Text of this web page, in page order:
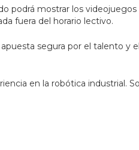
podrá mostrar los
fuera del horario lectivo.
segura por el talento y
en la robótica industrial.